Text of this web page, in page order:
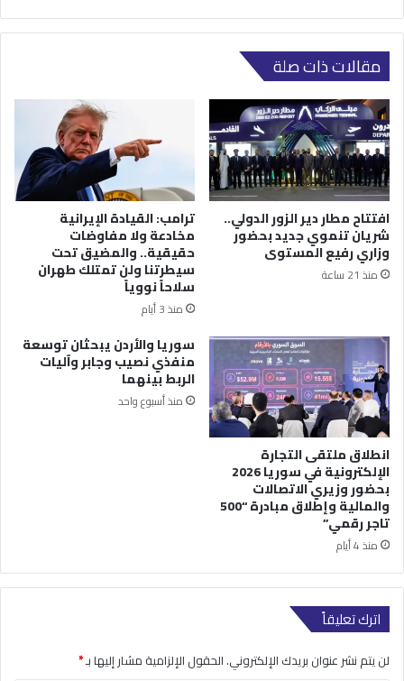
مقالات ذات صلة
افتتاح مطار دير الزور الدولي..
شريان تنموي جديد بحضور
وزاري رفيع المستوى
منذ 21 ساعة
ترامب: القيادة الإيرانية
مخادعة ولا مفاوضات
حقيقية.. والمضيق تحت
سيطرتنا ولن تمتلك طهران
سلاحاً نووياً
منذ 3 أيام
انطلاق ملتقى التجارة
الإلكترونية في سوريا 2026
بحضور وزيري الاتصالات
والمالية وإطلاق مبادرة “500
تاجر رقمي”
منذ 4 أيام
سوريا والأردن يبحثان توسعة
منفذي نصيب وجابر وآليات
الربط بينهما
منذ أسبوع واحد
اترك تعليقاً
لن يتم نشر عنوان بريدك الإلكتروني.الحقول الإلزامية مشار إليها بـ*